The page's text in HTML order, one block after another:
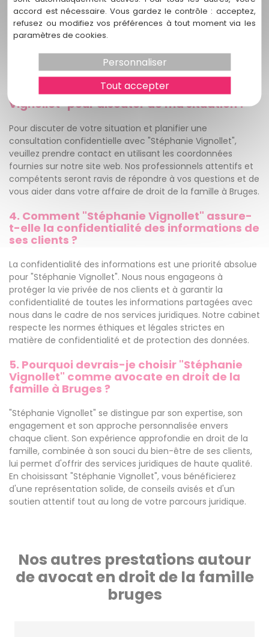
d'expertise comprennent le divorce et la séparation, la
garde d'enfants, les questions de pension alimentaire,
l'adoption et la protection contre les violences familiales.
Son cabinet est prêt à vous accompagner et à vous
représenter dans toutes les situations familiales délicates
que vous pourriez rencontrer.
3. Comment puis-je contacter "Stéphanie
Vignollet" pour discuter de ma situation ?
Pour discuter de votre situation et planifier une
consultation confidentielle avec "Stéphanie Vignollet",
veuillez prendre contact en utilisant les coordonnées
fournies sur notre site web. Nos professionnels attentifs et
compétents seront ravis de répondre à vos questions et de
vous aider dans votre affaire de droit de la famille à Bruges.
4. Comment "Stéphanie Vignollet" assure-
t-elle la confidentialité des informations de
ses clients ?
La confidentialité des informations est une priorité absolue
pour "Stéphanie Vignollet". Nous nous engageons à
protéger la vie privée de nos clients et à garantir la
confidentialité de toutes les informations partagées avec
nous dans le cadre de nos services juridiques. Notre cabinet
respecte les normes éthiques et légales strictes en
matière de confidentialité et de protection des données.
5. Pourquoi devrais-je choisir "Stéphanie
Vignollet" comme avocate en droit de la
famille à Bruges ?
"Stéphanie Vignollet" se distingue par son expertise, son
engagement et son approche personnalisée envers
chaque client. Son expérience approfondie en droit de la
famille, combinée à son souci du bien-être de ses clients,
lui permet d'offrir des services juridiques de haute qualité.
En choisissant "Stéphanie Vignollet", vous bénéficierez
d'une représentation solide, de conseils avisés et d'un
soutien attentif tout au long de votre parcours juridique.
Nos autres prestations autour
de avocat en droit de la famille
bruges
accord est nécessaire. Vous gardez le contrôle : acceptez,
refusez ou modifiez vos préférences à tout moment via les
paramètres de cookies.
Tout accepter
Personnaliser